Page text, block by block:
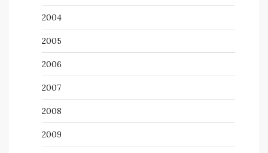
2004
2005
2006
2007
2008
2009